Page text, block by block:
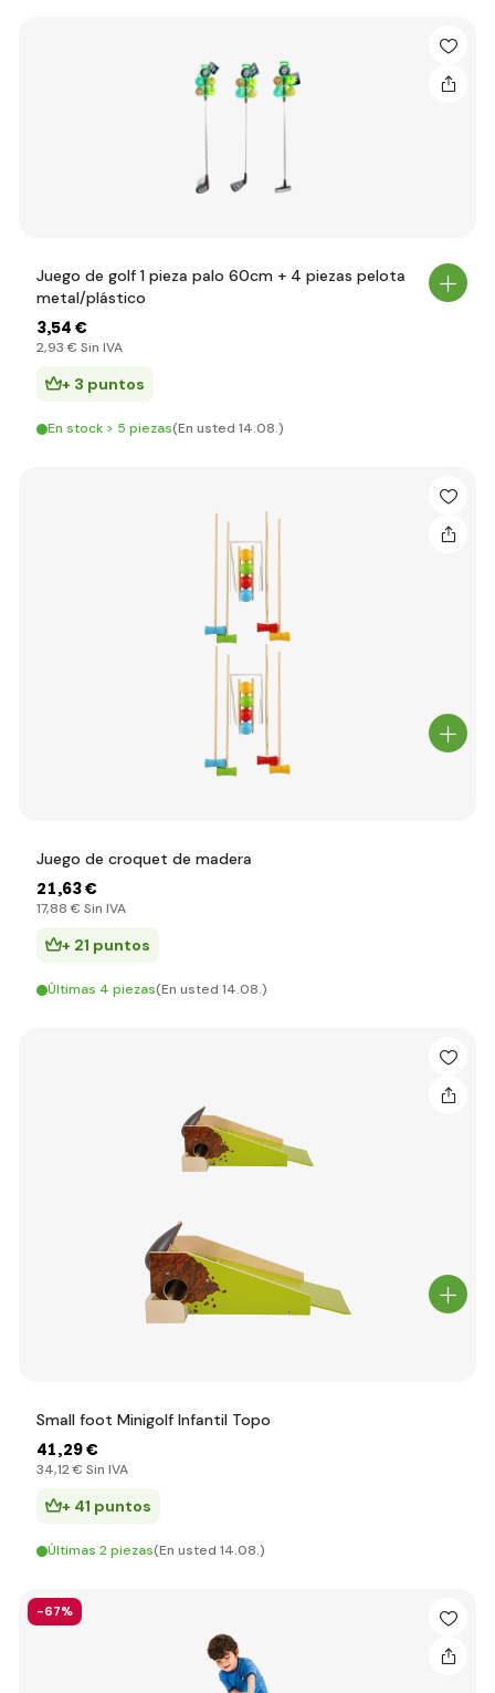
Juego de golf 1 pieza palo 60cm + 4 piezas pelota
metal/plástico
3,54 €
2,93 € Sin IVA
+ 3 puntos
En stock > 5 piezas(En usted 14.08.)
Juego de croquet de madera
21,63 €
17,88 € Sin IVA
+ 21 puntos
Últimas 4 piezas(En usted 14.08.)
Small foot Minigolf Infantil Topo
41,29 €
34,12 € Sin IVA
+ 41 puntos
Últimas 2 piezas(En usted 14.08.)
-67%